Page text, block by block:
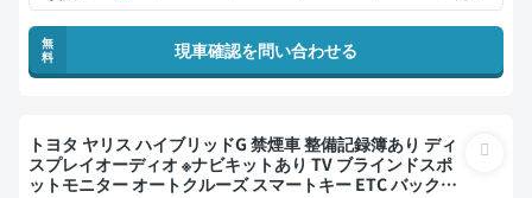
無
料
現車確認を問い合わせる
トヨタ ヤリス ハイブリッドG 禁煙車 整備記録簿あり ディ
スプレイオーディオ ※ナビキットあり TV ブラインドスポ
ットモニター オートクルーズ スマートキー ETC バックモ